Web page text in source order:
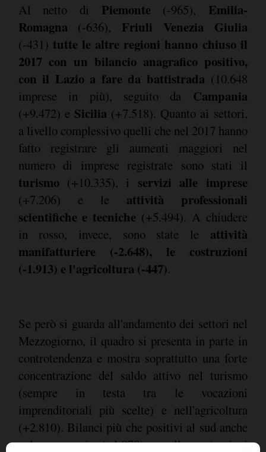
Al netto di Piemonte (-965), Emilia-
Romagna (-636), Friuli Venezia Giulia
(-431) tutte le altre regioni hanno chiuso il
2017 con un bilancio anagrafico positivo,
con il Lazio a fare da battistrada (10.648
imprese in più), seguito da Campania
(+9.472) e Sicilia (+7.518). Quanto ai settori,
a livello complessivo quelli che nel 2017 hanno
fatto registrare gli aumenti maggiori nel
numero di imprese registrate sono stati il
turismo (+10.335), i servizi alle imprese
(+7.206) e le attività professionali
scientifiche e tecniche (+5.494). A chiudere
in rosso, invece, sono state le attività
manifatturiere (-2.648), le costruzioni
(-1.913) e l'agricoltura (-447).
Se però si guarda all'andamento dei settori nel
Mezzogiorno, il quadro si presenta in parte in
controtendenza e mostra soprattutto una forte
concentrazione del saldo attivo nel turismo
(sempre in testa tra le vocazioni
imprenditoriali più scelte) e nell'agricoltura
(+2.810). Bilanci più che positivi al sud anche
nel commercio (+1.970) e nelle costruzioni